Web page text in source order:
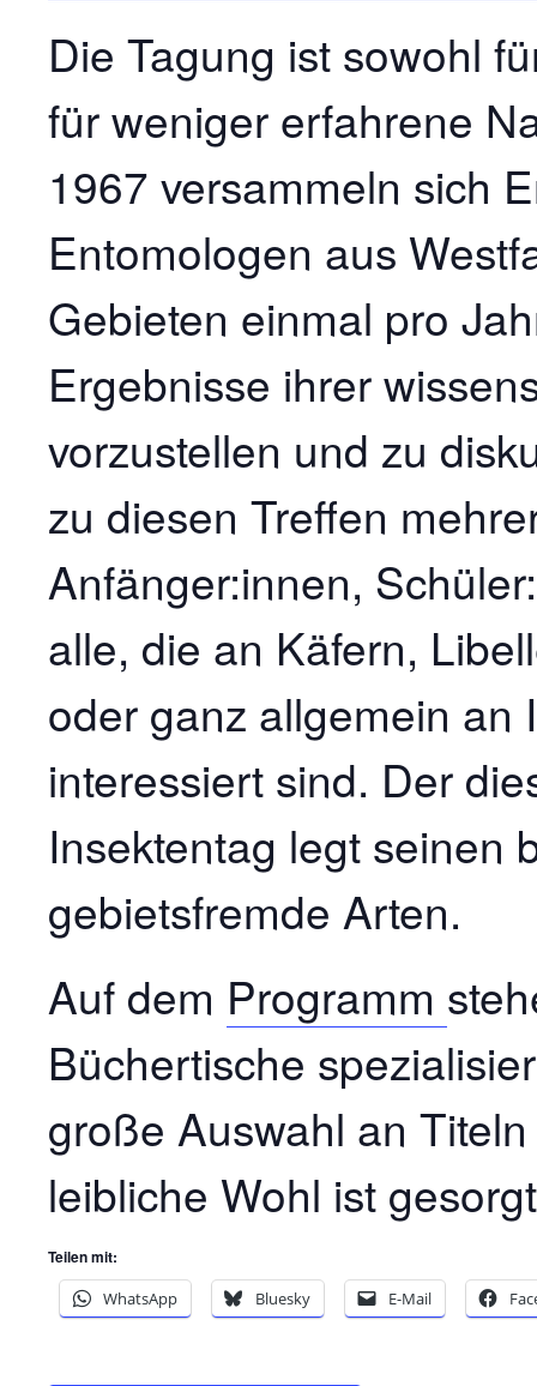
Die Tagung ist sowohl
für weniger erfahrene
1967 versammeln sich
Entomologen aus
Gebieten einmal pro
Ergebnisse ihrer
vorzustellen und zu
zu diesen Treffen
Anfänger:innen,
alle, die an Käfern,
oder ganz allgemein an
interessiert sind. Der
Insektentag legt seinen
gebietsfremde Arten.
Auf dem Programm
Büchertische
große Auswahl an
leibliche Wohl ist
Teilen mit:
WhatsApp
Bluesky E-Mail